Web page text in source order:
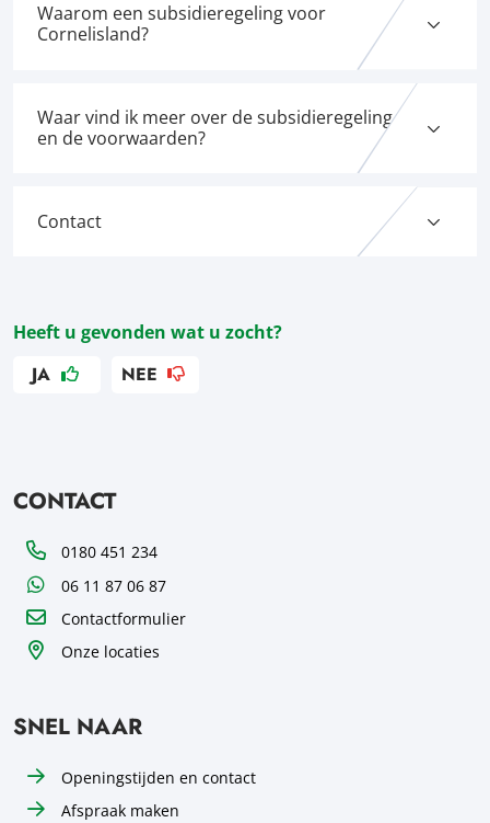
Waarom een subsidieregeling voor
Cornelisland?
Waar vind ik meer over de subsidieregeling
en de voorwaarden?
Contact
Heeft u gevonden wat u zocht?
JA NEE
CONTACT
Telefoon0180 451 234
WhatsApp06 11 87 06 87
Contactformulier
Onze locaties
SNEL NAAR
Openingstijden en contact
Afspraak maken